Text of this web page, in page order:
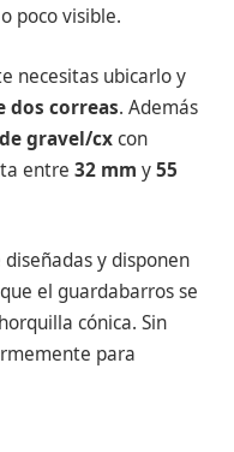
poco visible.
necesitas ubicarlo y
dos correas. Además
gravel/cxcon
entre 32 mm y55
y disponen
el guardabarros se
cónica. Sin
para